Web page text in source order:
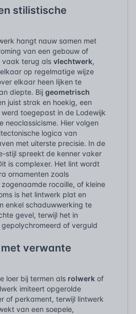
stilistische
hangt nauw samen met
van een gebouw of
vaak terug als vlechtwerk,
op regelmatige wijze
elkaar heen lijken te
diepte. Bij geometrisch
juist strak en hoekig, een
toegepast in de Lodewijk
neoclassicisme. Hier volgen
logica van
met uiterste precisie. In de
stijl spreekt de kenner vaker
is complexer. Het lint wordt
ornamenten zoals
rocaille, of kleine
is het lintwerk plat en
enkel schaduwwerking te
gevel, terwijl het in
of verguld
verwante
loer bij termen als rolwerk of
imiteert opgerolde
of perkament, terwijl lintwerk
van een soepele,